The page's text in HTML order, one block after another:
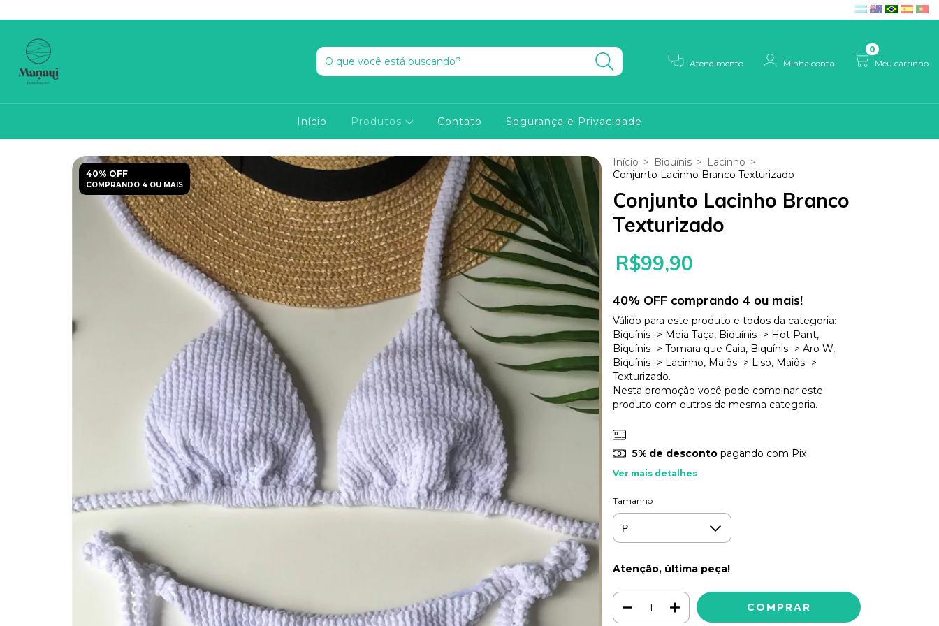
Atendimento Minha conta Meu carrinho
0
Início Produtos Contato Segurança e Privacidade
40% OFF
COMPRANDO 4 OU MAIS
Início > Biquínis > Lacinho >
Conjunto Lacinho Branco Texturizado
Conjunto Lacinho Branco
Texturizado
R$99,90
40% OFF comprando 4 ou mais!
Válido para este produto e todos da categoria:
Biquínis -> Meia Taça, Biquínis -> Hot Pant,
Biquínis -> Tomara que Caia, Biquínis -> Aro W,
Biquínis -> Lacinho, Maiôs -> Liso, Maiôs ->
Texturizado.
Nesta promoção você pode combinar este
produto com outros da mesma categoria.
5% de descontopagando com Pix
Ver mais detalhes
Tamanho
Atenção, última peça!